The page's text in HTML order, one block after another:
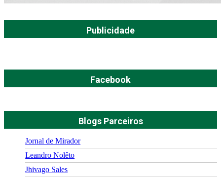
Publicidade
Facebook
Blogs Parceiros
Jornal de Mirador
Leandro Nolêto
Jhivago Sales